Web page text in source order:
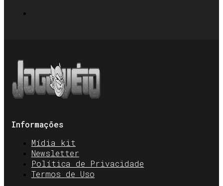
Informações
Mídia kit
Newsletter
Política de Privacidade
Termos de Uso